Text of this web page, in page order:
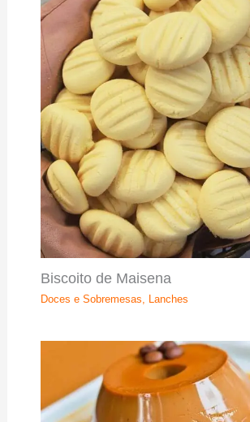
Biscoito de Maisena
Doces e Sobremesas Lanches